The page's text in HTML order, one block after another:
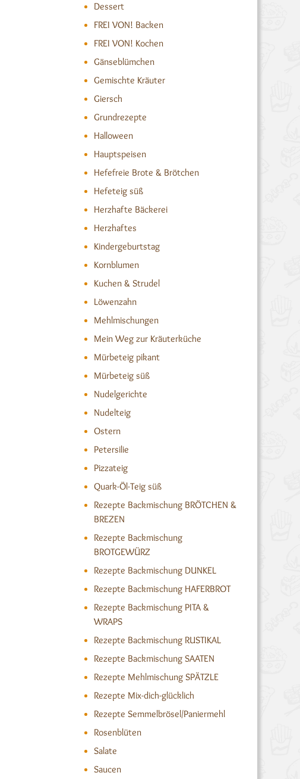
Dessert
FREI VON! Backen
FREI VON! Kochen
Gänseblümchen
Gemischte Kräuter
Giersch
Grundrezepte
Halloween
Hauptspeisen
Hefefreie Brote & Brötchen
Hefeteig süß
Herzhafte Bäckerei
Herzhaftes
Kindergeburtstag
Kornblumen
Kuchen & Strudel
Löwenzahn
Mehlmischungen
Mein Weg zur Kräuterküche
Mürbeteig pikant
Mürbeteig süß
Nudelgerichte
Nudelteig
Ostern
Petersilie
Pizzateig
Quark-Öl-Teig süß
Rezepte Backmischung BRÖTCHEN &
BREZEN
Rezepte Backmischung
BROTGEWÜRZ
Rezepte Backmischung DUNKEL
Rezepte Backmischung HAFERBROT
Rezepte Backmischung PITA &
WRAPS
Rezepte Backmischung RUSTIKAL
Rezepte Backmischung SAATEN
Rezepte Mehlmischung SPÄTZLE
Rezepte Mix-dich-glücklich
Rezepte Semmelbrösel/Paniermehl
Rosenblüten
Salate
Saucen